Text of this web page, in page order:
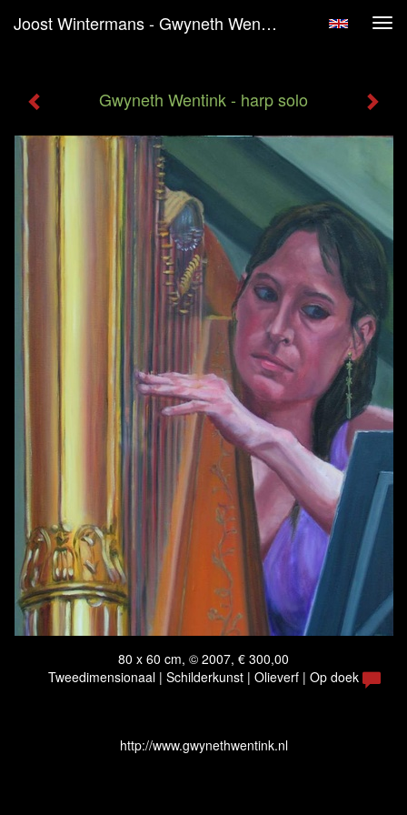
Joost Wintermans - Gwyneth Wentink - Harp Solo
Gwyneth Wentink - harp solo
80 x 60 cm, © 2007, € 300,00
Tweedimensionaal | Schilderkunst | Olieverf | Op doek
http://www.gwynethwentink.nl